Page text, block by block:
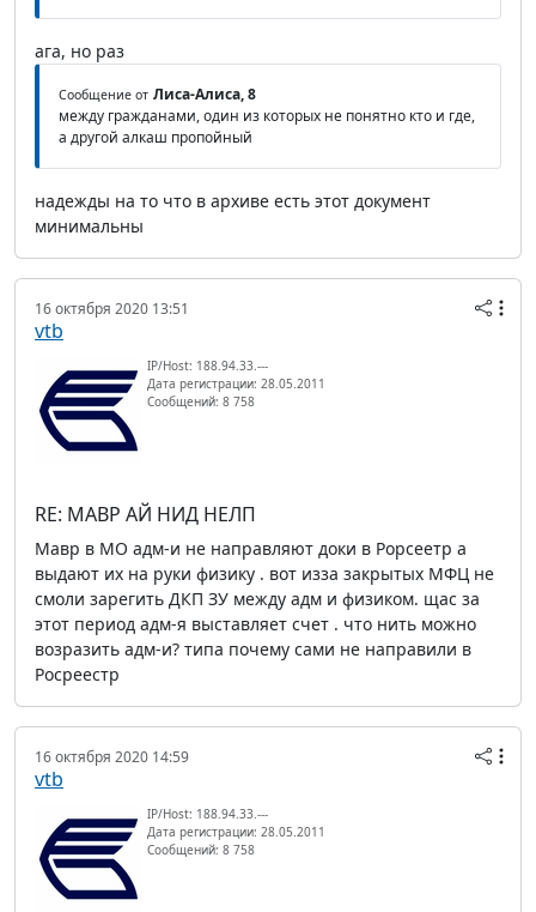
ага, но раз
Сообщение от Лиса-Алиса, 8
между гражданами, один из которых не понятно кто и где,
а другой алкаш пропойный
надежды на то что в архиве есть этот документ
минимальны
16 октября 2020 13:51
vtb
IP/Host: 188.94.33.---
Дата регистрации: 28.05.2011
Сообщений: 8 758
RE: МАВР АЙ НИД НЕЛП
Мавр в МО адм-и не направляют доки в Рорсеетр а
выдают их на руки физику . вот изза закрытых МФЦ не
смоли зарегить ДКП ЗУ между адм и физиком. щас за
этот период адм-я выставляет счет . что нить можно
возразить адм-и? типа почему сами не направили в
Росреестр
16 октября 2020 14:59
vtb
IP/Host: 188.94.33.---
Дата регистрации: 28.05.2011
Сообщений: 8 758